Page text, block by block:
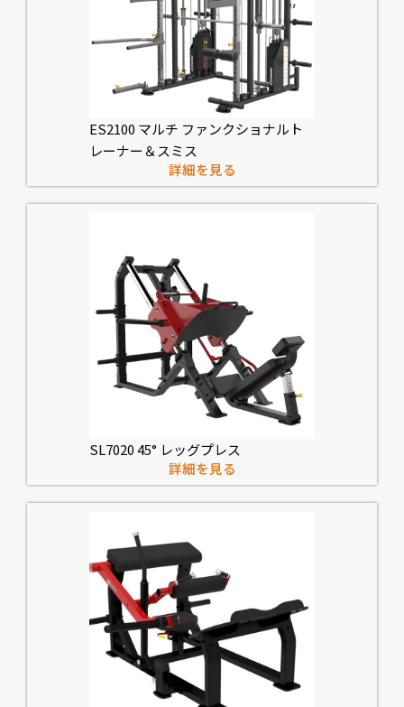
ES2100 マルチ ファンクショナルト
レーナー＆スミス
詳細を見る
SL7020 45° レッグプレス
詳細を見る